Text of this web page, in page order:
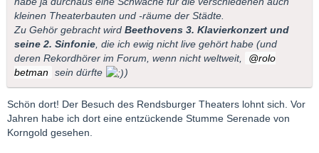
kleinen Theaterbauten und -räume der Städte.
Zu Gehör gebracht wird Beethovens 3. Klavierkonzert und
seine 2. Sinfonie , die ich ewig nicht live gehört habe (und
deren Rekordhörer im Forum, wenn nicht weltweit,
rolo
betman sein dürfte )
Schön dort! Der Besuch des Rendsburger Theaters lohnt sich. Vor
Jahren habe ich dort eine entzückende Stumme Serenade von
Korngold gesehen.